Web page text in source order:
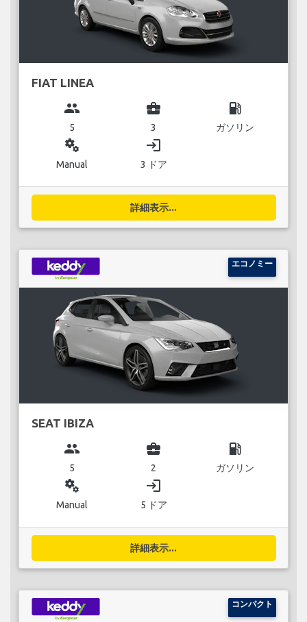
FIAT LINEA
group
5
business_center
3
local_gas_station
ガソリン
miscellaneous_services
Manual
login
3 ドア
詳細表示...
エコノミー
SEAT IBIZA
group
5
business_center
2
local_gas_station
ガソリン
miscellaneous_services
Manual
login
5 ドア
詳細表示...
コンパクト